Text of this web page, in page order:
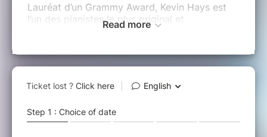
Lauréat d’un Grammy Award, Kevin Hays est
l’un des pianistes le plus original et
convaincant de sa génération. Avec son
une véritable empreinte chargée de swing !
Le guitariste de jazz Lionel Loueke allie quant
musique africaine traditionnelle et sa vie
comme Jim Hall et George Benson. Un
mélange de choix : la création d’un son chaud
Read more